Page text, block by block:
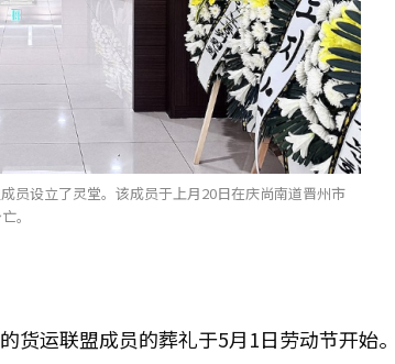
员设立了灵堂。该成员于上月20日在庆尚南道晋州市
。
货运联盟成员的葬礼于5月1日劳动节开始。